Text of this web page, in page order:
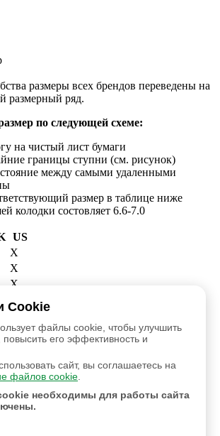
Cookie
файлы cookie, чтобы улучшить
повысить его эффективность и
сайт, вы соглашаетесь на
файлов cookie
необходимы для работы сайта
размеры всех брендов переведены на
размерный ряд.
по следующей схеме:
на чистый лист бумаги
границы ступни (см. рисунок)
между самыми удаленными
размер в таблице ниже
колодки состовляет 6.6-7.0
US
X
X
X
7
8
8.5
9.5
10
11
12